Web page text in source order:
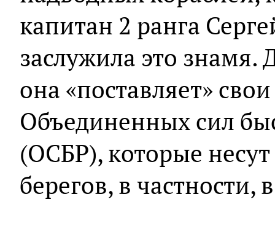
капитан 2 ранга
заслужила это знамя.
она «поставляет»
Объединенных сил
(ОСБР), которые
берегов, в